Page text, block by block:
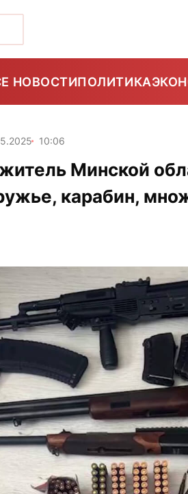
НОВОСТИПОЛИТИКА
10:06
Минской
карабин,